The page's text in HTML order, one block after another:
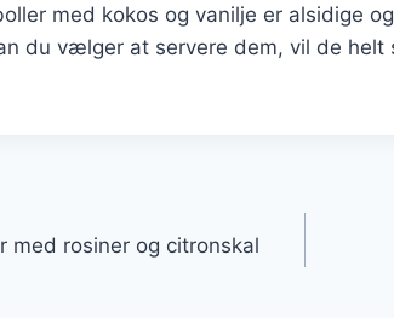
med kokos og vanilje er alsidige
du vælger at servere dem, vil de
med rosiner og citronskal